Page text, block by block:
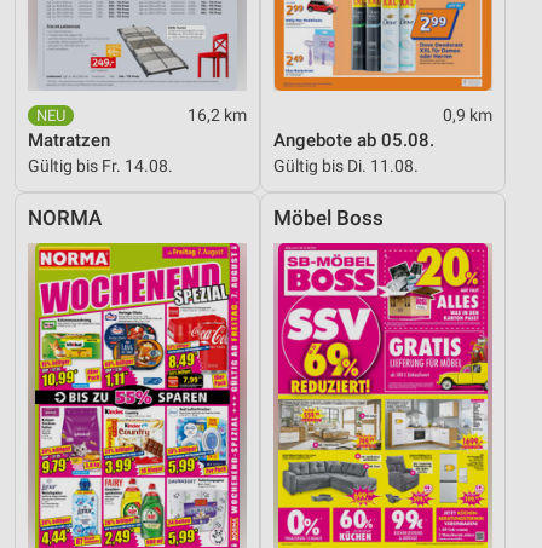
16,2 km
Matratzen
Gültig bis Fr. 14.08.
0,9 km
Angebote ab 05.08.
Gültig bis Di. 11.08.
NORMA Möbel Boss